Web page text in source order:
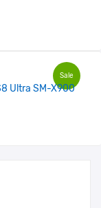
Sale
Ultra SM-X900